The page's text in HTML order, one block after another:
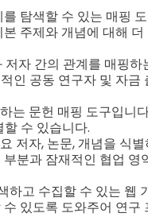
탐색할 수 있는 매핑
주제와 개념에 대해 더
자 간의 관계를 매핑하
인 공동 연구자 및 자금
는 문헌 매핑 도구입니
수 있습니다.
저자, 논문, 개념을 식별
분과 잠재적인 협업 영
고 수집할 수 있는 웹
있도록 도와주어 연구